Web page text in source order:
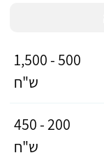
500 - 1,500
ש"ח
200 - 450
ש"ח